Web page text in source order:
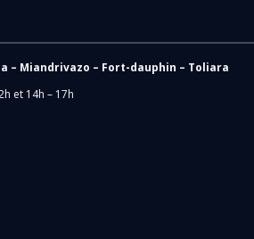
– Miandrivazo – Fort-dauphin – Toliara
et 14h – 17h